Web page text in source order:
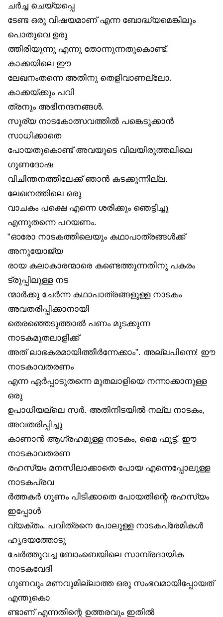
ചർച്ച ചെയ്യപ്പെ
ടേണ്ട ഒരു വിഷയമാണ് എന്ന ബോദ്ധ്യമെങ്കിലും
പൊതുവെ ഉരു
ത്തിരിയുന്നു എന്നു തോന്നുന്നതുകൊണ്ട്.
കാക്കയിലെ ഈ
ലേഖനംതന്നെ അതിനു തെളിവാണല്ലോ.
കാക്കയ്ക്കും പവി
ത്രനും അഭിനന്ദനങ്ങൾ.
സൂര്യ നാടകോത്സവത്തിൽ പങ്കെടുക്കാൻ
സാധിക്കാതെ
പോയതുകൊണ്ട് അവയുടെ വിലയിരുത്തലിലെ
ഗുണദോഷ
വിചിന്തനത്തിലേക്ക് ഞാൻ കടക്കുന്നില്ല.
ലേഖനത്തിലെ ഒരു
വാചകം പക്ഷെ എന്നെ ശരിക്കും ഞെട്ടിച്ചു
എന്നുതന്നെ പറയണം.
”ഓരോ നാടകത്തിലെയും കഥാപാത്രങ്ങൾക്ക്
അനുയോജ്യ
രായ കലാകാരന്മാരെ കണ്ടെത്തുന്നതിനു പകരം
ട്രൂപ്പിലുള്ള നട
ന്മാർക്കു ചേർന്ന കഥാപാത്രങ്ങളുള്ള നാടകം
അവതരിപ്പിക്കാനായി
തെരഞ്ഞെടുത്താൽ പണം മുടക്കുന്ന
നാടകമുതലാളിക്ക്
അത് ലാഭകരമായിത്തീർന്നേക്കാം”. അല്ലപിന്നെ! ഈ
നാടകാവതരണം
എന്ന ഏർപ്പാടുതന്നെ മുതലാളിയെ നന്നാക്കാനുള്ള
ഒരു
ഉപാധിയല്ലെ സർ. അതിനിടയിൽ നല്ല നാടകം,
അവതരിപ്പിച്ചു
കാണാൻ ആഗ്രഹമുള്ള നാടകം, മൈ ഫൂട്ട്. ഈ
നാടകാവതരണ
രഹസ്യം മനസിലാക്കാതെ പോയ എന്നെപ്പോലുള്ള
നാടകപ്രവ
ർത്തകർ ഗുണം പിടിക്കാതെ പോയതിന്റെ രഹസ്യം
ഇപ്പോൾ
വ്യക്തം. പവിത്രനെ പോലുള്ള നാടകപ്രേമികൾ
ഹൃദയത്തോടു
ചേർത്തുവച്ച ബോംബെയിലെ സാമ്പ്രദായിക
നാടകവേദി
ഗുണവും മണവുമില്ലാത്ത ഒരു സംഭവമായിപ്പോയത്
എന്തുകൊ
ണ്ടാണ് എന്നതിന്റെ ഉത്തരവും ഇതിൽ